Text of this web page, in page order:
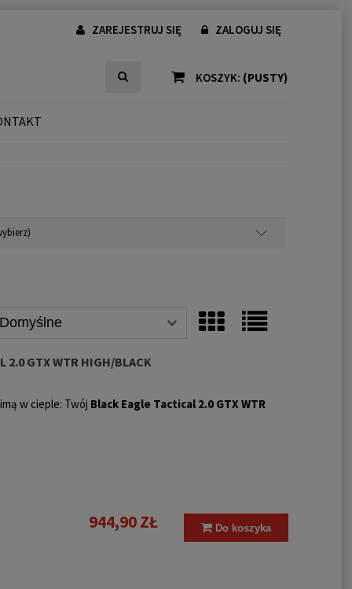
ZAREJESTRUJ SIĘ ZALOGUJ SIĘ
KOSZYK: (PUSTY)
2.0 GTX WTR HIGH/BLACK
w cieple: Twój Black Eagle Tactical 2.0 GTX WTR
944,90 ZŁ Do koszyka